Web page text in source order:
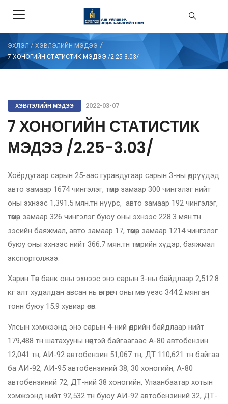
ЭХЛЭЛ / ХЭВЛЭЛИЙН МЭДЭЭ /
7 ХОНОГИЙН СТАТИСТИК МЭДЭЭ /2.25-3.03/
ХЭВЛЭЛИЙН МЭДЭЭ 2022-03-07
7 ХОНОГИЙН СТАТИСТИК
МЭДЭЭ /2.25-3.03/
Хоёрдугаар сарын 25-аас гуравдугаар сарын 3-ны өдрүүдэд
авто замаар 1674 чингэлэг, төмөр замаар 300 чингэлэг нийт
оны эхнээс 1,391.5 мян.тн нүүрс, авто замаар 192 чингэлэг,
төмөр замаар 326 чингэлэг буюу оны эхнээс 228.3 мян.тн
зэсийн баяжмал, авто замаар 17, төмөр замаар 1214 чингэлэг
буюу оны эхнээс нийт 366.7 мян.тн төмрийн хүдэр, баяжмал
экспортолжээ.
Харин Төв банк оны эхнээс энэ сарын 3-ны байдлаар 2,512.8
кг алт худалдан авсан нь өнгөрөгч оны мөн үеэс 344.2 мянган
тонн буюу 15.9 хувиар өсөв.
Улсын хэмжээнд энэ сарын 4-ний өдрийн байдлаар нийт
179,488 тн шатахууны нөөцтэй байгаагаас А-80 автобензин
12,041 тн, АИ-92 автобензин 51,067 тн, ДТ 110,621 тн байгаа
ба АИ-92, АИ-95 автобензиний 38, 30 хоногийн, А-80
автобензиний 72, ДТ-ний 38 хоногийн, Улаанбаатар хотын
хэмжээнд нийт 92,532 тн буюу АИ-92 автобензиний 32, ДТ-